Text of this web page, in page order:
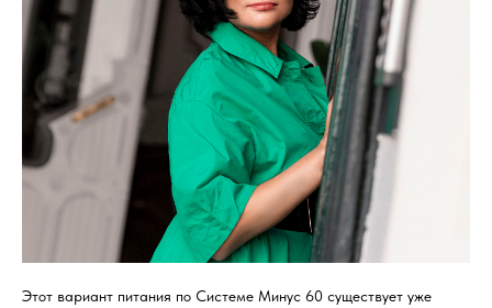
Этот вариант питания по Системе Минус 60 существует уже